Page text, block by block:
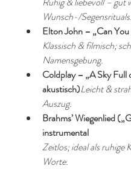
Wunsch-/Segensrituals.
Elton John – „Can
Klassisch & filmisch;
Namensgebung.
Coldplay – „A Sky Full
akustisch)Leicht &
Auszug.
Brahms’ Wiegenlied
instrumental
Zeitlos; ideal als ruhige
Worte.